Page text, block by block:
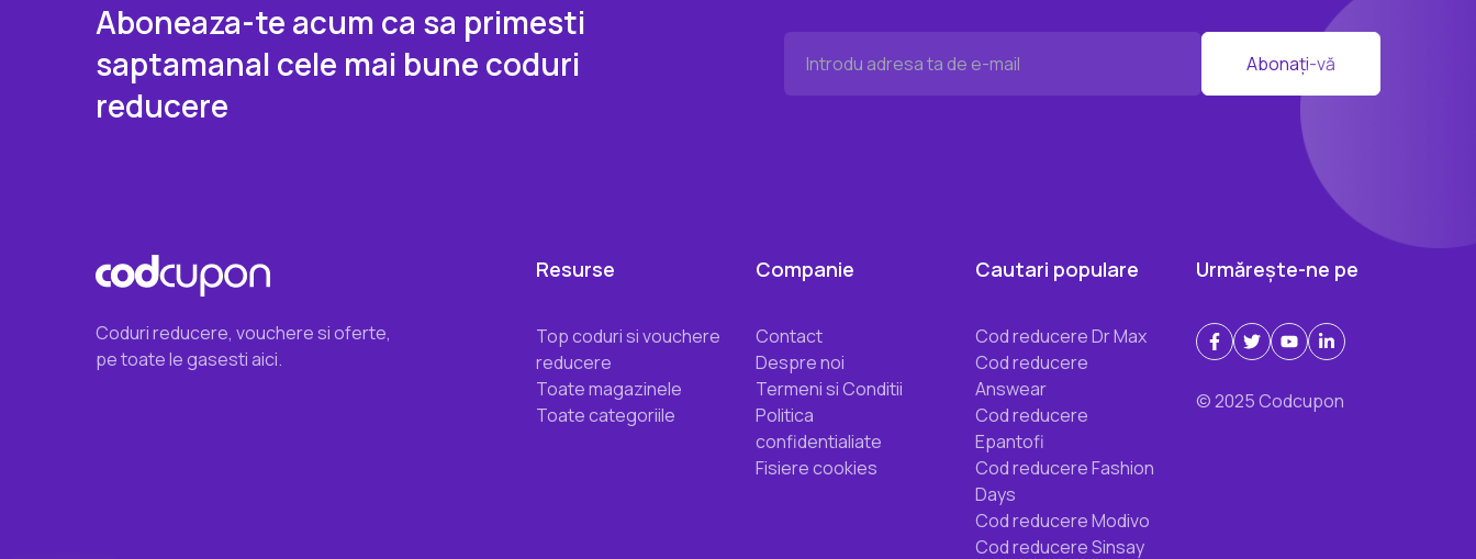
Aboneaza-te acum ca sa primesti
saptamanal cele mai bune coduri
reducere
Abonați-vă
Coduri reducere, vouchere si oferte,
pe toate le gasesti aici.
Resurse
Top coduri si vouchere
reducere
Toate magazinele
Toate categoriile
Companie
Contact
Despre noi
Termeni si Conditii
Politica
confidentialiate
Fisiere cookies
Cautari populare
Cod reducere Dr Max
Cod reducere
Answear
Cod reducere
Epantofi
Cod reducere Fashion
Days
Cod reducere Modivo
Cod reducere Sinsay
Urmărește-ne pe
© 2025 Codcupon